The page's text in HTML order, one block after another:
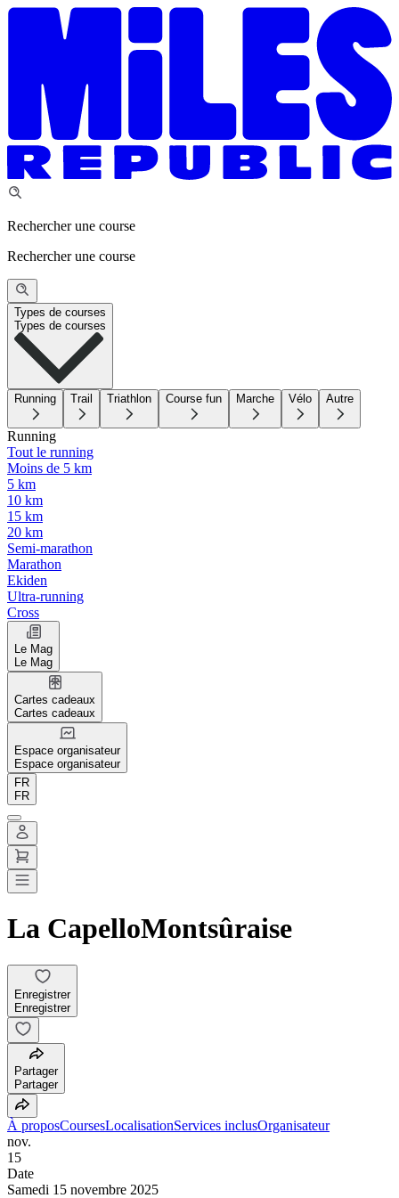
Rechercher une course
Rechercher une course
Types de courses
Types de courses
Running Trail Triathlon Course fun Marche Vélo Autre
Running
Tout le running
Moins de 5 km
5 km
10 km
15 km
20 km
Semi-marathon
Marathon
Ekiden
Ultra-running
Cross
Le Mag
Le Mag
Cartes cadeaux
Cartes cadeaux
Espace organisateur
Espace organisateur
FR
FR
La CapelloMontsûraise
Enregistrer
Enregistrer
Partager
Partager
À proposCoursesLocalisationServices inclusOrganisateur
nov.
15
Date
Samedi 15 novembre 2025